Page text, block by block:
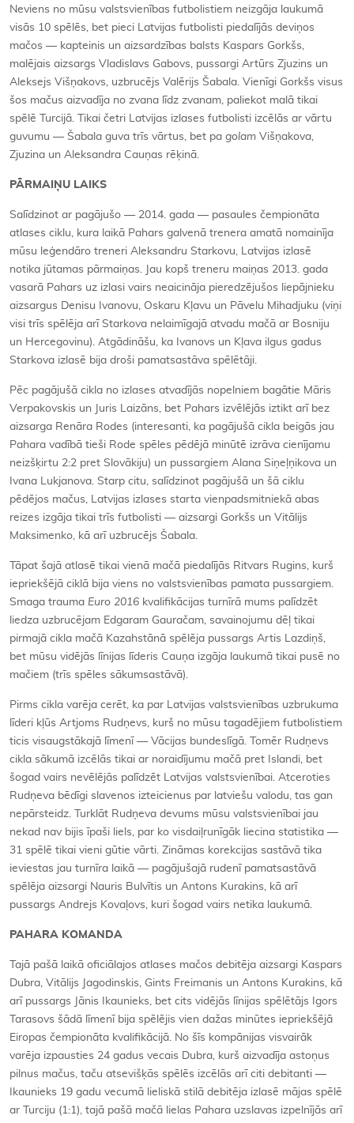
Neviens no mūsu valstsvienības futbolistiem neizgāja laukumā
visās 10 spēlēs, bet pieci Latvijas futbolisti piedalījās deviņos
mačos — kapteinis un aizsardzības balsts Kaspars Gorkšs,
malējais aizsargs Vladislavs Gabovs, pussargi Artūrs Zjuzins un
Aleksejs Višņakovs, uzbrucējs Valērijs Šabala. Vienīgi Gorkšs visus
šos mačus aizvadīja no zvana līdz zvanam, paliekot malā tikai
spēlē Turcijā. Tikai četri Latvijas izlases futbolisti izcēlās ar vārtu
guvumu — Šabala guva trīs vārtus, bet pa golam Višņakova,
Zjuzina un Aleksandra Cauņas rēķinā.
PĀRMAIŅU LAIKS
Salīdzinot ar pagājušo — 2014. gada — pasaules čempionāta
atlases ciklu, kura laikā Pahars galvenā trenera amatā nomainīja
mūsu leģendāro treneri Aleksandru Starkovu, Latvijas izlasē
notika jūtamas pārmaiņas. Jau kopš treneru maiņas 2013. gada
vasarā Pahars uz izlasi vairs neaicināja pieredzējušos liepājnieku
aizsargus Denisu Ivanovu, Oskaru Kļavu un Pāvelu Mihadjuku (viņi
visi trīs spēlēja arī Starkova nelaimīgajā atvadu mačā ar Bosniju
un Hercegovinu). Atgādināšu, ka Ivanovs un Kļava ilgus gadus
Starkova izlasē bija droši pamatsastāva spēlētāji.
Pēc pagājušā cikla no izlases atvadījās nopelniem bagātie Māris
Verpakovskis un Juris Laizāns, bet Pahars izvēlējās iztikt arī bez
aizsarga Renāra Rodes (interesanti, ka pagājušā cikla beigās jau
Pahara vadībā tieši Rode spēles pēdējā minūtē izrāva cienījamu
neizšķirtu 2:2 pret Slovākiju) un pussargiem Alana Siņeļņikova un
Ivana Lukjanova. Starp citu, salīdzinot pagājušā un šā ciklu
pēdējos mačus, Latvijas izlases starta vienpadsmitniekā abas
reizes izgāja tikai trīs futbolisti — aizsargi Gorkšs un Vitālijs
Maksimenko, kā arī uzbrucējs Šabala.
Tāpat šajā atlasē tikai vienā mačā piedalījās Ritvars Rugins, kurš
iepriekšējā ciklā bija viens no valstsvienības pamata pussargiem.
Smaga trauma Euro 2016 kvalifikācijas turnīrā mums palīdzēt
liedza uzbrucējam Edgaram Gauračam, savainojumu dēļ tikai
pirmajā cikla mačā Kazahstānā spēlēja pussargs Artis Lazdiņš,
bet mūsu vidējās līnijas līderis Cauņa izgāja laukumā tikai pusē no
mačiem (trīs spēles sākumsastāvā).
Pirms cikla varēja cerēt, ka par Latvijas valstsvienības uzbrukuma
līderi kļūs Artjoms Rudņevs, kurš no mūsu tagadējiem futbolistiem
ticis visaugstākajā līmenī — Vācijas bundeslīgā. Tomēr Rudņevs
cikla sākumā izcēlās tikai ar noraidījumu mačā pret Islandi, bet
šogad vairs nevēlējās palīdzēt Latvijas valstsvienībai. Atceroties
Rudņeva bēdīgi slavenos izteicienus par latviešu valodu, tas gan
nepārsteidz. Turklāt Rudņeva devums mūsu valstsvienībai jau
nekad nav bijis īpaši liels, par ko visdaiļrunīgāk liecina statistika —
31 spēlē tikai vieni gūtie vārti. Zināmas korekcijas sastāvā tika
ieviestas jau turnīra laikā — pagājušajā rudenī pamatsastāvā
spēlēja aizsargi Nauris Bulvītis un Antons Kurakins, kā arī
pussargs Andrejs Kovaļovs, kuri šogad vairs netika laukumā.
PAHARA KOMANDA
Tajā pašā laikā oficiālajos atlases mačos debitēja aizsargi Kaspars
Dubra, Vitālijs Jagodinskis, Gints Freimanis un Antons Kurakins, kā
arī pussargs Jānis Ikaunieks, bet cits vidējās līnijas spēlētājs Igors
Tarasovs šādā līmenī bija spēlējis vien dažas minūtes iepriekšējā
Eiropas čempionāta kvalifikācijā. No šīs kompānijas visvairāk
varēja izpausties 24 gadus vecais Dubra, kurš aizvadīja astoņus
pilnus mačus, taču atsevišķās spēlēs izcēlās arī citi debitanti —
Ikaunieks 19 gadu vecumā lieliskā stilā debitēja izlasē mājas spēlē
ar Turciju (1:1), tajā pašā mačā lielas Pahara uzslavas izpelnījās arī